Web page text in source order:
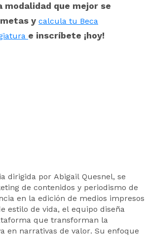
modalidad que mejor se
y calcula tu Beca
e inscríbete ¡hoy!
dirigida por Abigail Quesnel, se
de contenidos y periodismo de
en la edición de medios impresos
estilo de vida, el equipo diseña
que transforman la
en narrativas de valor. Su enfoque